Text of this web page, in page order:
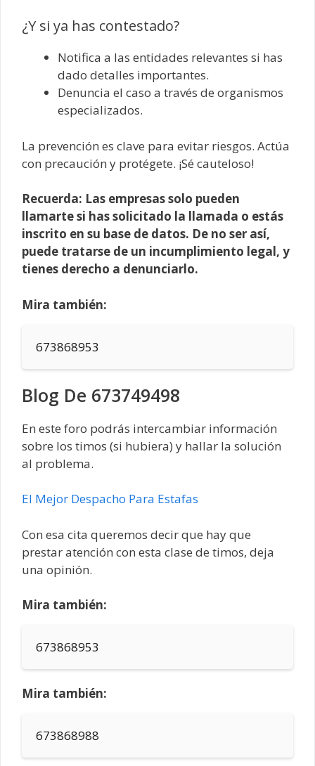
¿Y si ya has contestado?
Notifica a las entidades relevantes si has
dado detalles importantes.
Denuncia el caso a través de organismos
especializados.
La prevención es clave para evitar riesgos. Actúa
con precaución y protégete. ¡Sé cauteloso!
Recuerda: Las empresas solo pueden
llamarte si has solicitado la llamada o estás
inscrito en su base de datos. De no ser así,
puede tratarse de un incumplimiento legal, y
tienes derecho a denunciarlo.
Mira también:
673868953
Blog De 673749498
En este foro podrás intercambiar información
sobre los timos (si hubiera) y hallar la solución
al problema.
El Mejor Despacho Para Estafas
Con esa cita queremos decir que hay que
prestar atención con esta clase de timos, deja
una opinión.
Mira también:
673868953
Mira también:
673868988